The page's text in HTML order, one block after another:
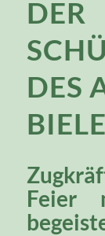
DER
DES
Feier